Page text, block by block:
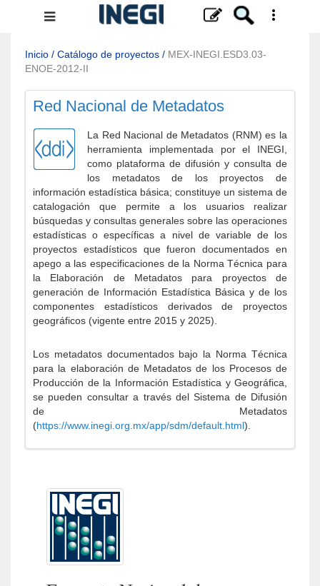
Menú
navegación
Inicio / Catálogo de proyectos / MEX-INEGI.ESD3.03-
ENOE-2012-II
Red Nacional de Metadatos
La Red Nacional de Metadatos (RNM) es la
herramienta implementada por el INEGI,
como plataforma de difusión y consulta de
los metadatos de los proyectos de
información estadística básica; constituye un sistema de
catalogación que permite a los usuarios realizar
búsquedas y consultas generales sobre las operaciones
estadísticas o específicas a nivel de variable de los
proyectos estadísticos que fueron documentados en
apego a las especificaciones de la Norma Técnica para
la Elaboración de Metadatos para proyectos de
generación de Información Estadística Básica y de los
componentes estadísticos derivados de proyectos
geográficos (vigente entre 2015 y 2025).
Los metadatos documentados bajo la Norma Técnica
para la elaboración de Metadatos de los Procesos de
Producción de la Información Estadística y Geográfica,
se pueden consultar a través del Sistema de Difusión
de Metadatos
(https://www.inegi.org.mx/app/sdm/default.html).